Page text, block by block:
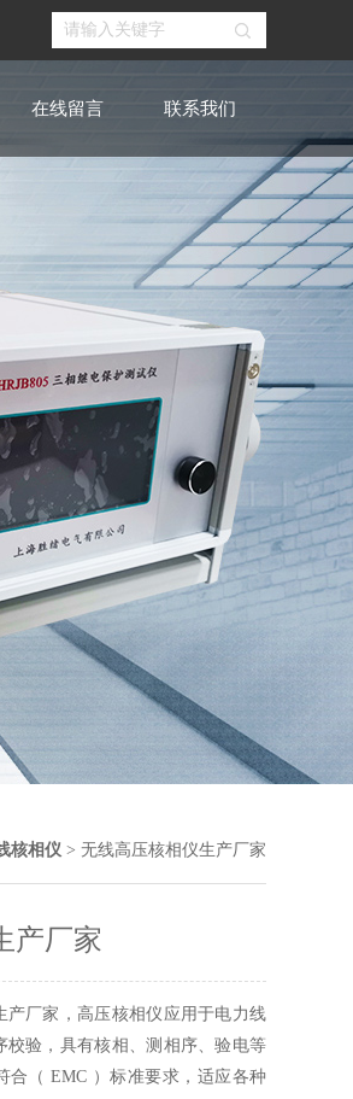
在线留言 联系我们
核相仪 > 无线高压核相仪生产厂家
产厂家
产厂家，高压核相仪应用于电力线
校验，具有核相、测相序、验电等
合（ EMC ）标准要求，适应各种